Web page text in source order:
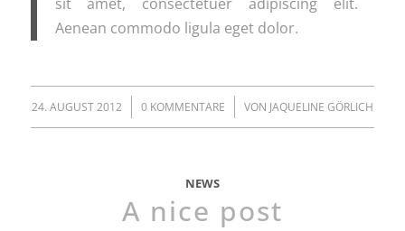
Aenean commodo ligula eget dolor.
24. AUGUST 2012
/ 0 KOMMENTARE
/ VON JAQUELINE GÖRLICH
NEWS
A nice post